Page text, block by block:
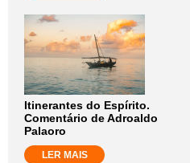
Itinerantes do Espírito.
Comentário de Adroaldo
Palaoro
LER MAIS